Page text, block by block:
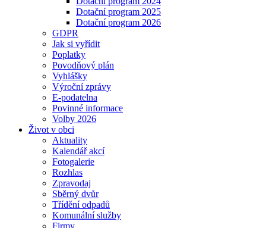
Dotační program 2025
Dotační program 2026
GDPR
Jak si vyřídit
Poplatky
Povodňový plán
Vyhlášky
Výroční zprávy
E-podatelna
Povinné informace
Volby 2026
Život v obci
Aktuality
Kalendář akcí
Fotogalerie
Rozhlas
Zpravodaj
Sběrný dvůr
Třídění odpadů
Komunální služby
Firmy